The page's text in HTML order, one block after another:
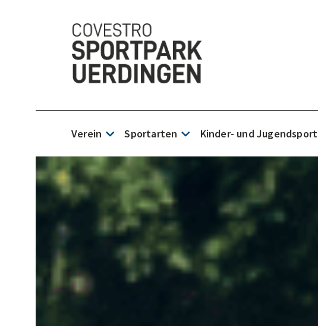
Verein Sportarten Kinder- und Jugendsport